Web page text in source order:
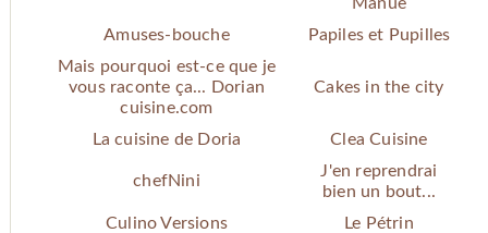
Amuses-bouche
Papiles et Pupilles
Mais pourquoi est-ce que je
vous raconte ça... Dorian
cuisine.com
Cakes in the city
La cuisine de Doria Clea Cuisine
chefNini
J'en reprendrai
bien un bout...
Culino Versions
Le Pétrin